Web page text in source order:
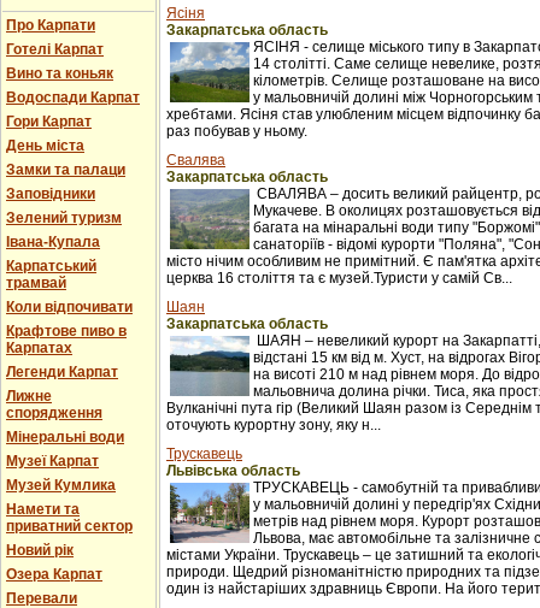
Про Карпати
Готелі Карпат
Вино та коньяк
Водоспади Карпат
Гори Карпат
День міста
Замки та палаци
Заповідники
Зелений туризм
Івана-Купала
Карпатський
трамвай
Коли відпочивати
Крафтове пиво в
Карпатах
Легенди Карпат
Лижне
спорядження
Мінеральні води
Музеї Карпат
Музей Кумлика
Намети та
приватний сектор
Новий рік
Озера Карпат
Перевали
Ясіня
Закарпатська область
ЯСІНЯ - селище міського типу в
14 столітті. Саме селище невелике,
кілометрів. Селище розташоване на
у мальовничій долині між
хребтами. Ясіня став улюбленим місцем відпочинку
раз побував у ньому.
Свалява
Закарпатська область
СВАЛЯВА – досить великий райцентр,
Мукачеве. В околицях розташовується
багата на мінаральні води типу
санаторіїв - відомі курорти "Поляна",
місто нічим особливим не примітний. Є пам'ятка
церква 16 століття та є музей.Туристи у самій Св...
Шаян
Закарпатська область
ШАЯН – невеликий курорт на
відстані 15 км від м. Хуст, на відрогах
на висоті 210 м над рівнем моря. До
мальовнича долина річки. Тиса, яка
Вулканічні пута гір (Великий Шаян разом із
оточують курортну зону, яку н...
Трускавець
Львівська область
ТРУСКАВЕЦЬ - самобутній та
у мальовничій долині у передгір'ях
метрів над рівнем моря. Курорт
Львова, має автомобільне та залізничне
містами України. Трускавець – це затишний та
природи. Щедрий різноманітністю природних та
один із найстаріших здравниць Європи. На його